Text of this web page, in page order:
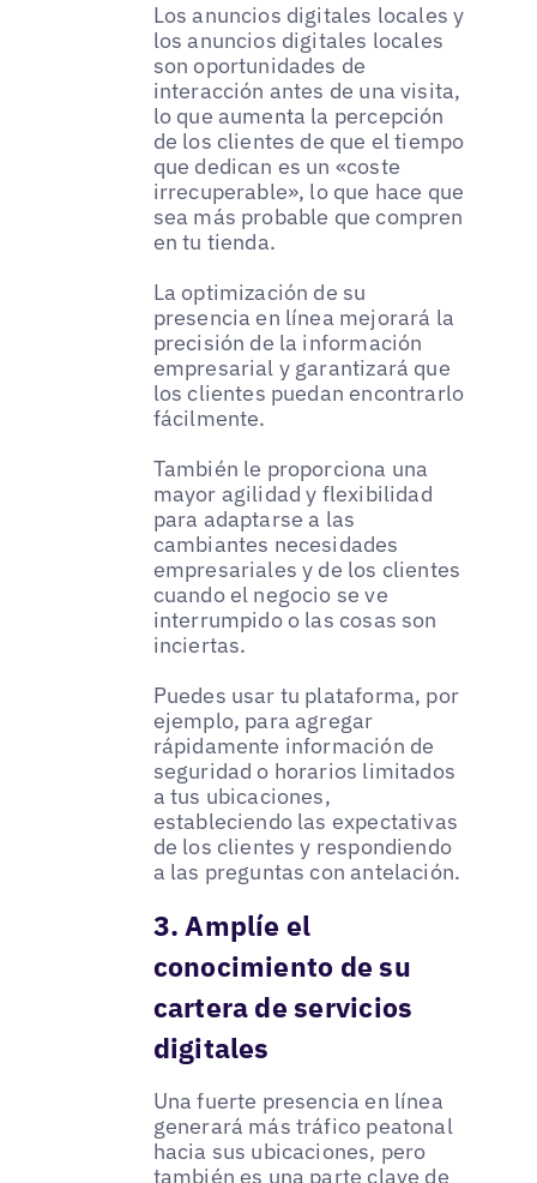
Los anuncios digitales locales y
los anuncios digitales locales
son oportunidades de
interacción antes de una visita,
lo que aumenta la percepción
de los clientes de que el tiempo
que dedican es un «coste
irrecuperable», lo que hace que
sea más probable que compren
en tu tienda.
La optimización de su
presencia en línea mejorará la
precisión de la información
empresarial y garantizará que
los clientes puedan encontrarlo
fácilmente.
También le proporciona una
mayor agilidad y flexibilidad
para adaptarse a las
cambiantes necesidades
empresariales y de los clientes
cuando el negocio se ve
interrumpido o las cosas son
inciertas.
Puedes usar tu plataforma, por
ejemplo, para agregar
rápidamente información de
seguridad o horarios limitados
a tus ubicaciones,
estableciendo las expectativas
de los clientes y respondiendo
a las preguntas con antelación.
3. Amplíe el
conocimiento de su
cartera de servicios
digitales
Una fuerte presencia en línea
generará más tráfico peatonal
hacia sus ubicaciones, pero
también es una parte clave de